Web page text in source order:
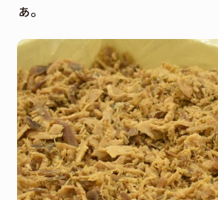
ぁ。